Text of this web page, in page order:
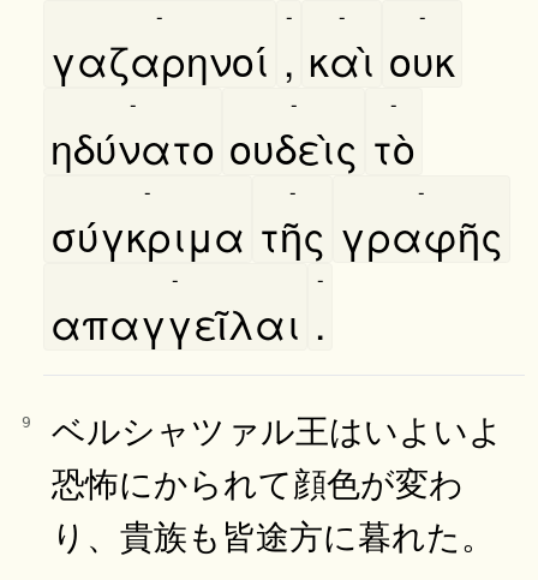
γαζαρηνοί
-
,
-
καὶ
-
ουκ
-
ηδύνατο
-
ουδεὶς
-
τὸ
-
σύγκριμα
-
τῆς
-
γραφῆς
-
απαγγεῖλαι
-
.
-
9
ベルシャツァル王はいよいよ
恐怖にかられて顔色が変わ
り、貴族も皆途方に暮れた。